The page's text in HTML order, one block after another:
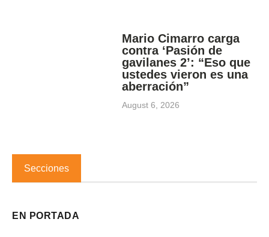
Mario Cimarro carga
contra ‘Pasión de
gavilanes 2’: “Eso que
ustedes vieron es una
aberración”
August 6, 2026
Secciones
EN PORTADA